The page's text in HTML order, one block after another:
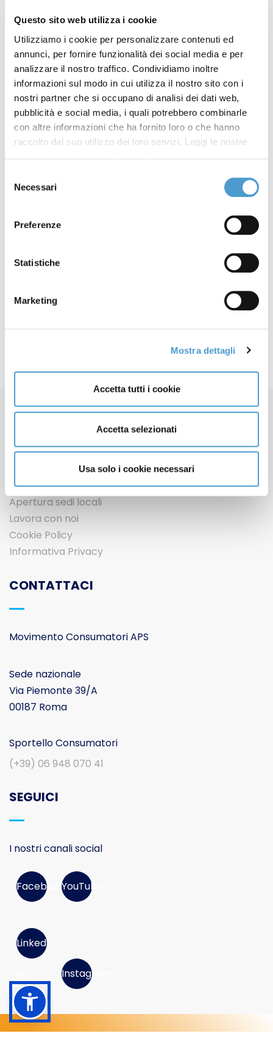
Questo sito web utilizza i cookie
Utilizziamo i cookie per personalizzare contenuti ed
annunci, per fornire funzionalità dei social media e per
analizzare il nostro traffico. Condividiamo inoltre
informazioni sul modo in cui utilizza il nostro sito con i
nostri partner che si occupano di analisi dei dati web,
pubblicità e social media, i quali potrebbero combinarle
con altre informazioni che ha fornito loro o che hanno
raccolto dal suo utilizzo dei loro servizi. Leggi le nostre
delNecessari
Preferenze
Statistiche
Marketing
Mostra dettagli
Accetta tutti i cookie
Accetta selezionati
Usa solo i cookie necessari
IL GIORNALE DEL
TURISMO - Siglato
protocollo d'intesa tra
FS e Consumatori
Rassegna stampa MC 03 Febbraio 2023
Condividi su
Facebook
LinkedIn
Email
Contatti
Apertura sedi locali
Lavora con noi
Cookie Policy
Informativa Privacy
CONTATTACI
Movimento Consumatori APS
Sede nazionale
Via Piemonte 39/A
00187 Roma
Sportello Consumatori
(+39) 06 948 070 41
SEGUICI
I nostri canali social
FacebookYouTube
Linked
Instagram